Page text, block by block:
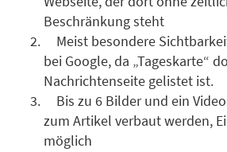
Beschränkung steht
Meist besondere
bei Google, da „Tageskarte“
Nachrichtenseite gelistet ist.
Bis zu 6 Bilder und ein
zum Artikel verbaut werden,
möglich